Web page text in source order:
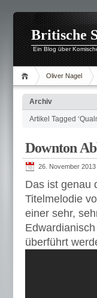
Britische
Ein Blog über
Oliver Nagel
Archiv
Artikel Tagged
Downton
26. November 2013
Das ist genau
Titelmelodie
einer sehr,
überführt